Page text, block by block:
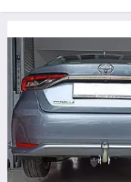
Найбільш
знімні, де
Такі
високі